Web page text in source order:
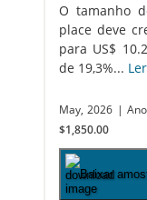
O tamanho
place deve
para US$
de 19,3%...
May, 2026 |
$1,850.00
Baixar